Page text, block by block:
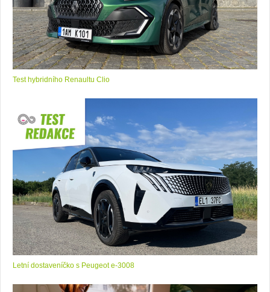
Test hybridního Renaultu Clio
Letní dostaveníčko s Peugeot e-3008